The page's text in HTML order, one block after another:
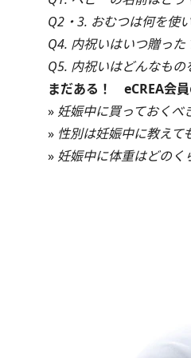
Q2・3. おむつは何を使
Q4. 内祝いはいつ贈っ
Q5. 内祝いはどんなもの
まだある！ eCREA会
» 妊娠中に買っておく
» 性別は妊娠中に教え
» 妊娠中に体重はどの